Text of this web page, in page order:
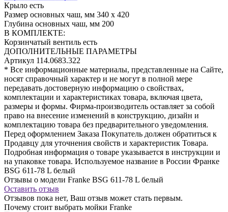
Крыло есть
Размер основных чаш, мм 340 х 420
Глубина основных чаш, мм 200
В КОМПЛЕКТЕ:
Корзинчатый вентиль есть
ДОПОЛНИТЕЛЬНЫЕ ПАРАМЕТРЫ
Артикул 114.0683.322
* Все информационные материалы, представленные на Сайте,
носят справочный характер и не могут в полной мере
передавать достоверную информацию о свойствах,
комплектации и характеристиках товара, включая цвета,
размеры и формы. Фирма-производитель оставляет за собой
право на внесение изменений в конструкцию, дизайн и
комплектацию товара без предварительного уведомления.
Перед оформлением Заказа Покупатель должен обратиться к
Продавцу для уточнения свойств и характеристик Товара.
Подробная информация о товаре указывается в инструкции и
на упаковке товара. Используемое название в России Франке
BSG 611-78 L белый
Отзывы о модели Franke BSG 611-78 L белый
Оставить отзыв
Отзывов пока нет, Ваш отзыв может стать первым.
Почему стоит выбрать мойки Franke